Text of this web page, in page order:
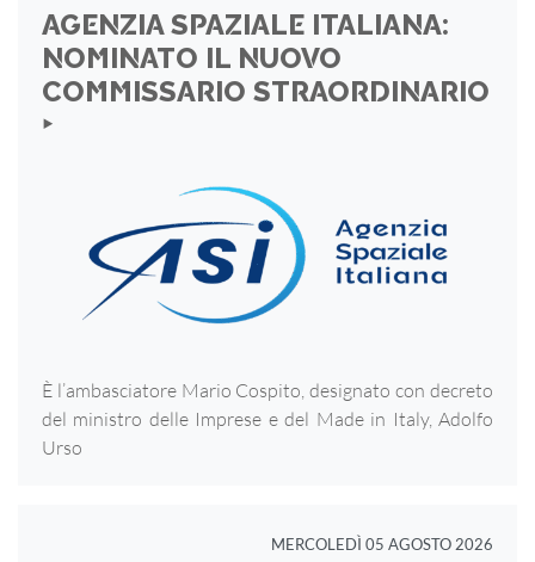
AGENZIA SPAZIALE ITALIANA:
NOMINATO IL NUOVO
COMMISSARIO STRAORDINARIO
‣
È l’ambasciatore Mario Cospito, designato con decreto
del ministro delle Imprese e del Made in Italy, Adolfo
Urso
MERCOLEDÌ 05 AGOSTO 2026